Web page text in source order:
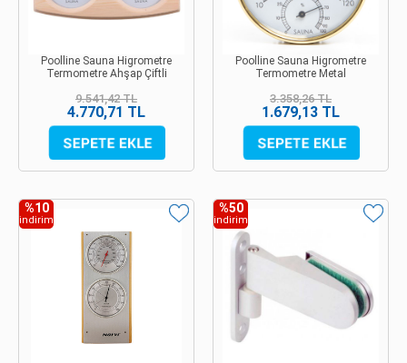
Poolline Sauna Higrometre
Termometre Ahşap Çiftli
9.541,42 TL
4.770,71 TL
Poolline Sauna Higrometre
Termometre Metal
3.358,26 TL
1.679,13 TL
%10
indirim
%50
indirim